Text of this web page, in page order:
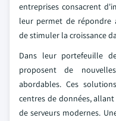
entreprises consacrent
leur permet de répondre
de stimuler la croissance
Dans leur portefeuille
proposent de
abordables. Ces
centres de données,
de serveurs modernes.